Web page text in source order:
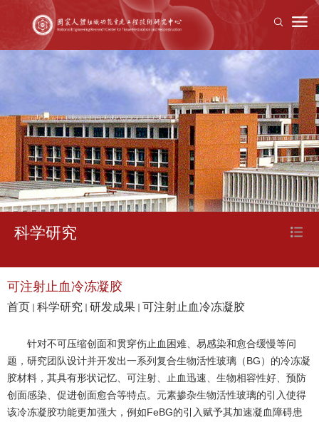
科学研究
可注射止血冷冻凝胶
首页 科学研究 研发成果 可注射止血冷冻凝胶
针对不可压缩创面和贯穿伤止血困难、易感染和愈合缓慢等问
题，研究团队设计并开发出一系列复合生物活性玻璃（BG）的冷冻凝
胶材料，其具有形状记忆、可注射、止血迅速、生物相容性好、预防
创面感染、促进创面愈合等特点。元素掺杂生物活性玻璃的引入使得
该冷冻凝胶功能更加强大，例如FeBG的引入赋予其加速凝血障碍患